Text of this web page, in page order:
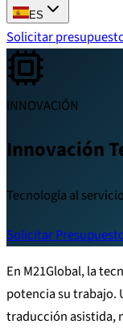
ES
Solicitar
INNOVACIÓN
Innovación
Tecnología al
Solicitar
En M21Global, la
potencia su trabajo.
traducción asistida,